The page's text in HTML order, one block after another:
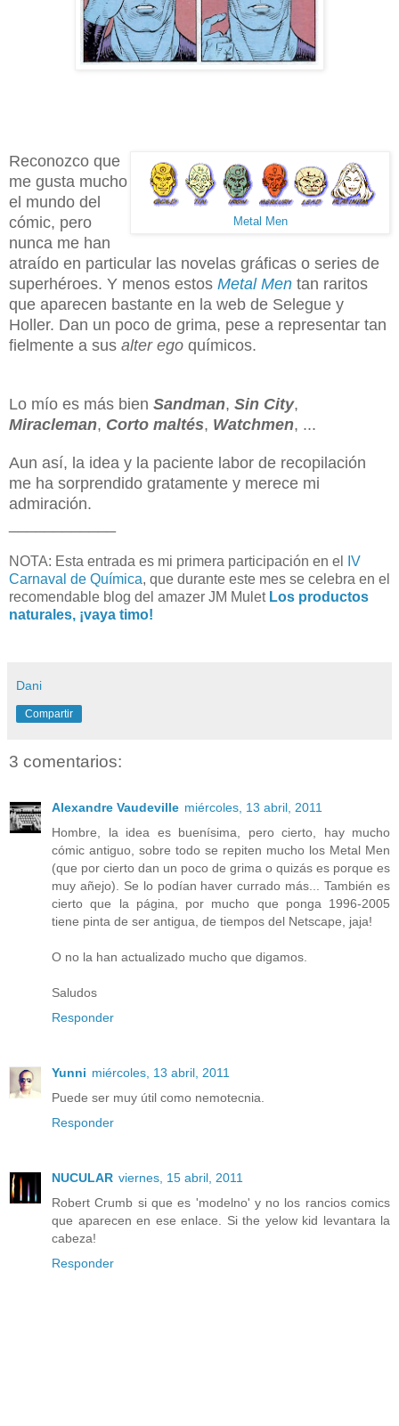
Metal Men
Reconozco que
me gusta mucho
el mundo del
cómic, pero
nunca me han
atraído en particular las novelas gráficas o series de
superhéroes. Y menos estos Metal Men tan raritos
que aparecen bastante en la web de Selegue y
Holler. Dan un poco de grima, pese a representar tan
fielmente a sus alter ego químicos.
Lo mío es más bien Sandman, Sin City,
Miracleman, Corto maltés, Watchmen, ...
Aun así, la idea y la paciente labor de recopilación
me ha sorprendido gratamente y merece mi
admiración.
NOTA: Esta entrada es mi primera participación en el
IV
Carnaval de Química, que durante este mes se celebra en el
recomendable blog del amazer JM Mulet Los productos
naturales, ¡vaya timo!
Dani
Compartir
3 comentarios:
Alexandre Vaudeville miércoles, 13 abril, 2011
Hombre, la idea es buenísima, pero cierto, hay mucho
cómic antiguo, sobre todo se repiten mucho los Metal Men
(que por cierto dan un poco de grima o quizás es porque es
muy añejo). Se lo podían haver currado más... También es
cierto que la página, por mucho que ponga 1996-2005
tiene pinta de ser antigua, de tiempos del Netscape, jaja!
O no la han actualizado mucho que digamos.
Saludos
Responder
Yunni miércoles, 13 abril, 2011
Puede ser muy útil como nemotecnia.
Responder
NUCULAR viernes, 15 abril, 2011
Robert Crumb si que es 'modelno' y no los rancios comics
que aparecen en ese enlace. Si the yelow kid levantara la
cabeza!
Responder